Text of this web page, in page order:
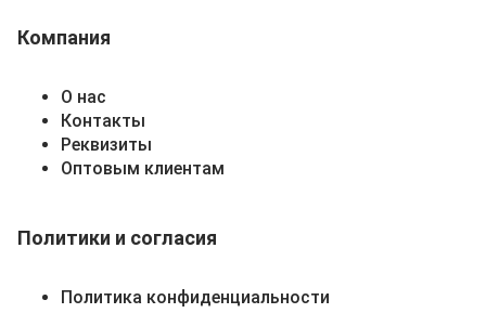
Компания
О нас
Контакты
Реквизиты
Оптовым клиентам
Политики и согласия
Политика конфиденциальности